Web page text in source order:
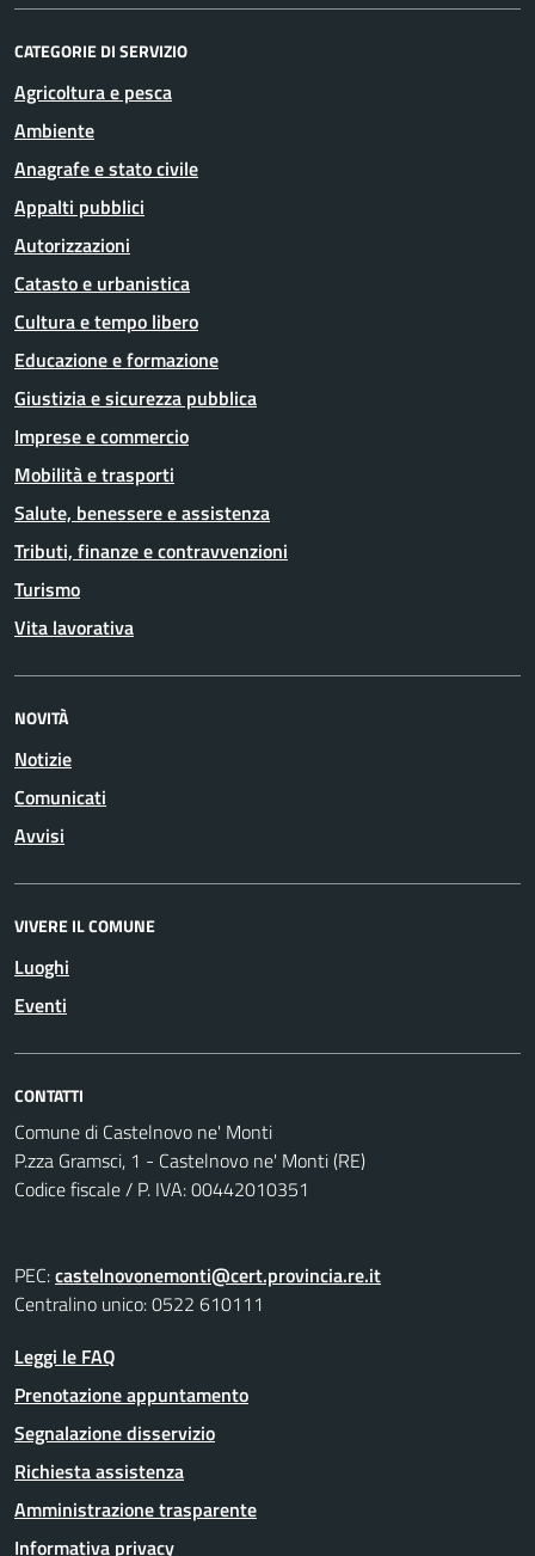
CATEGORIE DI SERVIZIO
Agricoltura e pesca
Ambiente
Anagrafe e stato civile
Appalti pubblici
Autorizzazioni
Catasto e urbanistica
Cultura e tempo libero
Educazione e formazione
Giustizia e sicurezza pubblica
Imprese e commercio
Mobilità e trasporti
Salute, benessere e assistenza
Tributi, finanze e contravvenzioni
Turismo
Vita lavorativa
NOVITÀ
Notizie
Comunicati
Avvisi
VIVERE IL COMUNE
Luoghi
Eventi
CONTATTI
Comune di Castelnovo ne' Monti
P.zza Gramsci, 1 - Castelnovo ne' Monti (RE)
Codice fiscale / P. IVA: 00442010351
PEC:castelnovonemonti@cert.provincia.re.it
Centralino unico: 0522 610111
Leggi le FAQ
Prenotazione appuntamento
Segnalazione disservizio
Richiesta assistenza
Amministrazione trasparente
Informativa privacy